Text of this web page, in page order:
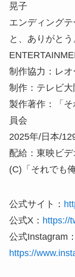
晃子
エンディング
と、ありがと
制作協力：レオ
制作：テレビ
製作著作：「
員会
2025年/日本/
配給：東映ビデ
(C)「それでも
公式サイト：
公式X： https://
公式Instagram：
https://